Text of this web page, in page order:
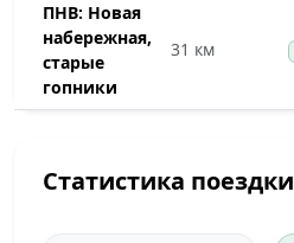
ПНВ: Новая
набережная,
старые
гопники
31 км
Статистика поездки